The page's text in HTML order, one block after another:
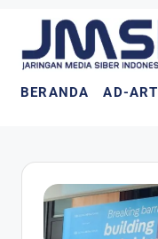
BERANDA AD-ART